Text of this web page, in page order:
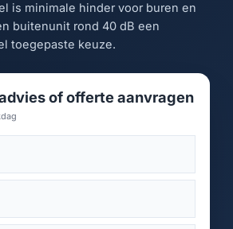
is minimale hinder voor buren en
buitenunit rond 40 dB een
toegepaste keuze.
of offerte aanvragen